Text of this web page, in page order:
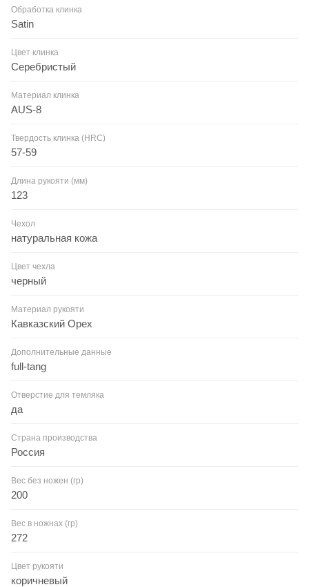
Обработка клинка
Satin
Цвет клинка
Серебристый
Материал клинка
AUS-8
Твердость клинка (HRC)
57-59
Длина рукояти (мм)
123
Чехол
натуральная кожа
Цвет чехла
черный
Материал рукояти
Кавказский Орех
Дополнительные данные
full-tang
Отверстие для темляка
да
Страна производства
Россия
Вес без ножен (гр)
200
Вес в ножнах (гр)
272
Цвет рукояти
коричневый